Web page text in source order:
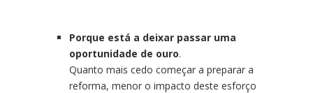
Porque está a deixar passar uma
oportunidade de ouro.
Quanto mais cedo começar a preparar a
reforma, menor o impacto deste esforço